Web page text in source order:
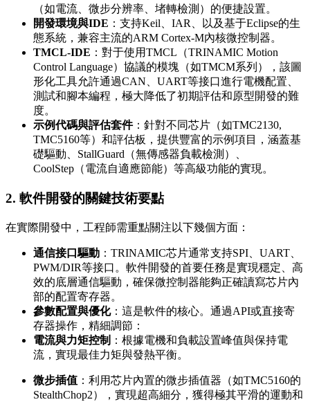
（如電流、微步分辨率、堵轉檢測）的便捷設置。
開發環境與IDE ：支持Keil、IAR、以及基于Eclipse的生
態系統，兼容主流的ARM Cortex-M內核微控制器。
TMCL-IDE ：對于使用TMCL（TRINAMIC Motion
Control Language）協議的模塊（如TMCM系列），該圖
形化工具允許通過CAN、UART等接口進行電機配置、
測試和腳本編程，極大降低了初期評估和原型開發的難
度。
示例代碼與評估套件：針對不同芯片（如TMC2130,
TMC5160等）和評估板，提供豐富的示例項目，涵蓋基
礎驅動、StallGuard（無傳感器負載檢測）、
CoolStep（電流自適應節能）等高級功能的實現。
2. 軟件開發的關鍵技術要點
在實際開發中，工程師需重點關注以下幾個方面：
通信接口驅動 ：TRINAMIC芯片通常支持SPI、UART、
PWM/DIR等接口。軟件開發的首要任務是實現穩定、高
效的底層通信驅動，確保微控制器能夠正確讀寫芯片內
部的配置寄存器。
參數配置與優化：這是軟件的核心。通過API或直接寄
存器操作，精細調節：
電流與力矩控制 ：根據電機和負載設置峰值與保持電
流，實現最佳力矩與發熱平衡。
微步插值 ：利用芯片內置的微步插值器（如TMC5160的
StealthChop2），實現超高細分，獲得極其平滑的運動和